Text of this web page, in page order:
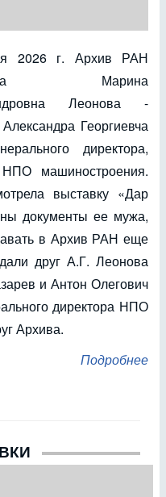
2026 г. Архив РАН
Марина
Леонова -
Александра Георгиевча
директора,
НПО машиностроения.
выставку «Дар
документы ее мужа,
в Архив РАН еще
друг А.Г. Леонова
и Антон Олегович
директора НПО
Архива.
Подробнее